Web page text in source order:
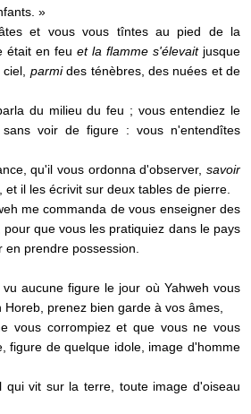
»
et vous vous tîntes au pied de la
était en feu et la flamme s'élevaitjusque
parmides ténèbres, des nuées et de
du milieu du feu ; vous entendiez le
voir de figure : vous n'entendîtes
qu'il vous ordonna d'observer, savoir
il les écrivit sur deux tables de pierre.
me commanda de vous enseigner des
que vous les pratiquiez dans le pays
prendre possession.
aucune figure le jour où Yahweh vous
prenez bien garde à vos âmes,
vous corrompiez et que vous ne vous
figure de quelque idole, image d'homme
qui vit sur la terre, toute image d'oiseau